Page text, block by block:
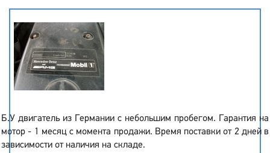
Б.У двигатель из Германии с небольшим пробегом. Гарантия на
мотор - 1 месяц с момента продажи. Время поставки от 2 дней в
зависимости от наличия на складе.